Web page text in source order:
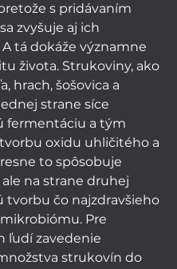
s pridávaním
zvyšuje aj ich
tá dokáže významne
života. Strukoviny, ako
hrach, šošovica a
strane síce
fermentáciu a tým
oxidu uhličitého a
to spôsobuje
na strane druhej
tvorbu čo najzdravšieho
Pre
ľudí zavedenie
strukovín do